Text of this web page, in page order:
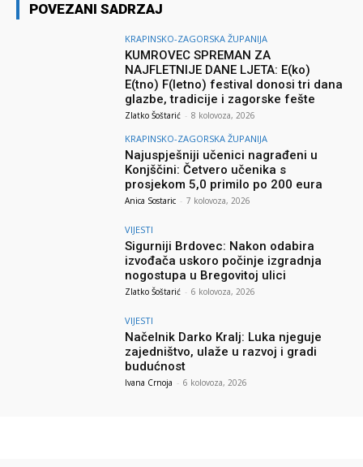
POVEZANI SADRZAJ
KRAPINSKO-ZAGORSKA ŽUPANIJA
KUMROVEC SPREMAN ZA
NAJFLETNIJE DANE LJETA: E(ko)
E(tno) F(letno) festival donosi tri dana
glazbe, tradicije i zagorske fešte
Zlatko Šoštarić - 8 kolovoza, 2026
KRAPINSKO-ZAGORSKA ŽUPANIJA
Najuspješniji učenici nagrađeni u
Konjščini: Četvero učenika s
prosjekom 5,0 primilo po 200 eura
Anica Sostaric - 7 kolovoza, 2026
VIJESTI
Sigurniji Brdovec: Nakon odabira
izvođača uskoro počinje izgradnja
nogostupa u Bregovitoj ulici
Zlatko Šoštarić - 6 kolovoza, 2026
VIJESTI
Načelnik Darko Kralj: Luka njeguje
zajedništvo, ulaže u razvoj i gradi
budućnost
Ivana Crnoja - 6 kolovoza, 2026